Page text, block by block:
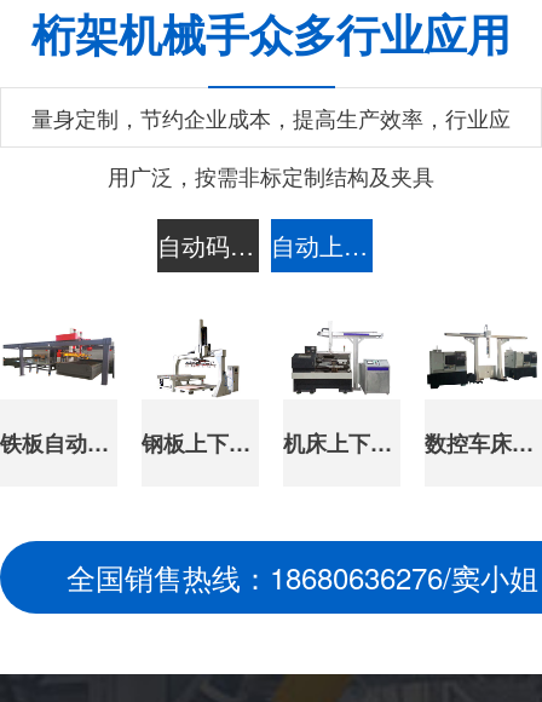
桁架机械手众多行业应用
量身定制，节约企业成本，提高生产效率，行业应
用广泛，按需非标定制结构及夹具
自动码垛拆垛应用案例 自动上下料应用案例
铁板自动龙门式上料机械手 钢板上下料机械手 机床上下料 一带一 数控车床桁架一体机
全国销售热线：18680636276/窦小姐